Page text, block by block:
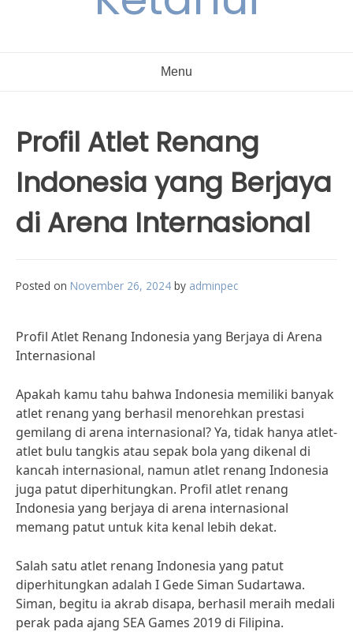
Menu
Profil Atlet Renang
Indonesia yang Berjaya
di Arena Internasional
Posted on November 26, 2024 by adminpec
Profil Atlet Renang Indonesia yang Berjaya di Arena
Internasional
Apakah kamu tahu bahwa Indonesia memiliki banyak
atlet renang yang berhasil menorehkan prestasi
gemilang di arena internasional? Ya, tidak hanya atlet-
atlet bulu tangkis atau sepak bola yang dikenal di
kancah internasional, namun atlet renang Indonesia
juga patut diperhitungkan. Profil atlet renang
Indonesia yang berjaya di arena internasional
memang patut untuk kita kenal lebih dekat.
Salah satu atlet renang Indonesia yang patut
diperhitungkan adalah I Gede Siman Sudartawa.
Siman, begitu ia akrab disapa, berhasil meraih medali
perak pada ajang SEA Games 2019 di Filipina.